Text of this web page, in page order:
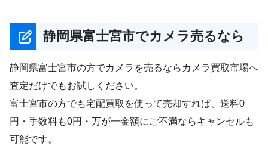
静岡県富士宮市でカメラ売るなら
静岡県富士宮市の方でカメラを売るならカメラ買取市場へ
査定だけでもお試しください。
富士宮市の方でも宅配買取を使って売却すれば、送料0
円・手数料も0円・万が一金額にご不満ならキャンセルも
可能です。